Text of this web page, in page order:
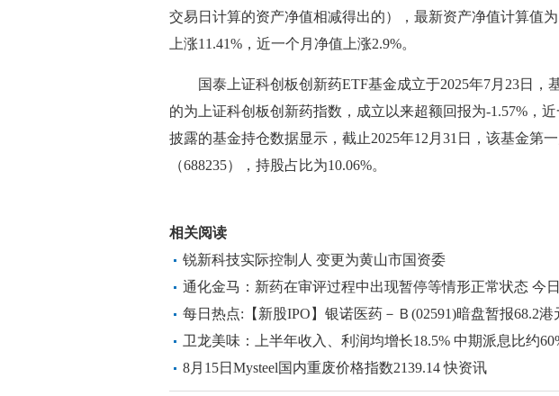
交易日计算的资产净值相减得出的），最新资产净值计算值
上涨11.41%，近一个月净值上涨2.9%。
国泰上证科创板创新药ETF基金成立于2025年7月23日，
的为上证科创板创新药指数，成立以来超额回报为-1.57%，
披露的基金持仓数据显示，截止2025年12月31日，该基金第
（688235），持股占比为10.06%。
相关阅读
锐新科技实际控制人 变更为黄山市国资委
通化金马：新药在审评过程中出现暂停等情形正常状态 今
焦
每日热点:【新股IPO】银诺医药－Ｂ(02591)暗盘暂报68.2港
招股价高264.03%
卫龙美味：上半年收入、利润均增长18.5% 中期派息比约
8月15日Mysteel国内重废价格指数2139.14 快资讯